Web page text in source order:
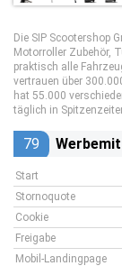
Die SIP Scootershop
Motorroller Zubehör,
praktisch alle
vertrauen über
hat 55.000
täglich in
79
Start
Stornoquote
Cookie
Freigabe
Mobil-Landingpage